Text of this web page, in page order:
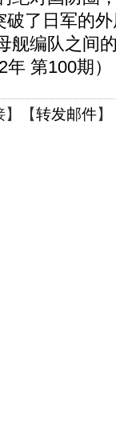
了日军的
舰编队之间
第100期）
】【转发邮件】